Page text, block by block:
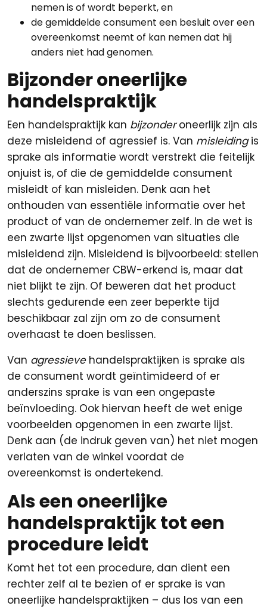
nemen is of wordt beperkt, en
de gemiddelde consument een besluit over een
overeenkomst neemt of kan nemen dat hij
anders niet had genomen.
Bijzonder oneerlijke
handelspraktijk
Een handelspraktijk kan bijzonderoneerlijk zijn als
deze misleidend of agressief is. Van misleidingis
sprake als informatie wordt verstrekt die feitelijk
onjuist is, of die de gemiddelde consument
misleidt of kan misleiden. Denk aan het
onthouden van essentiële informatie over het
product of van de ondernemer zelf. In de wet is
een zwarte lijst opgenomen van situaties die
misleidend zijn. Misleidend is bijvoorbeeld: stellen
dat de ondernemer CBW-erkend is, maar dat
niet blijkt te zijn. Of beweren dat het product
slechts gedurende een zeer beperkte tijd
beschikbaar zal zijn om zo de consument
overhaast te doen beslissen.
Van agressievehandelspraktijken is sprake als
de consument wordt geïntimideerd of er
anderszins sprake is van een ongepaste
beïnvloeding. Ook hiervan heeft de wet enige
voorbeelden opgenomen in een zwarte lijst.
Denk aan (de indruk geven van) het niet mogen
verlaten van de winkel voordat de
overeenkomst is ondertekend.
Als een oneerlijke
handelspraktijk tot een
procedure leidt
Komt het tot een procedure, dan dient een
rechter zelf al te bezien of er sprake is van
oneerlijke handelspraktijken – dus los van een